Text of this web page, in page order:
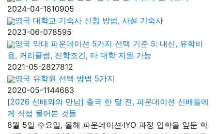
2024-04-1810905
영국 대학교 기숙사 신청 방법, 사설 기숙사
2023-06-078595
영국 약대 파운데이션 5가지 선택 기준 5: 내신, 유학비
용, 커리큘럼, 진학조건, 타 대학 지원 가능
2021-05-2827812
영국 유학원 선택 방법 5가지
2020-05-1144683
[2026 선배와의 만남] 출국 한 달 전, 파운데이션 선배들에
게 직접 물어본 것들
8월 5일 수요일, 올해 파운데이션·IYO 과정 입학을 앞둔 학